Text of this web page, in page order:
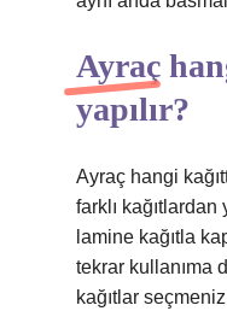
Ayraç
yapılır?
Ayraç hangi
farklı
lamine kağıtla
tekrar kullanıma
kağıtlar seçmeniz